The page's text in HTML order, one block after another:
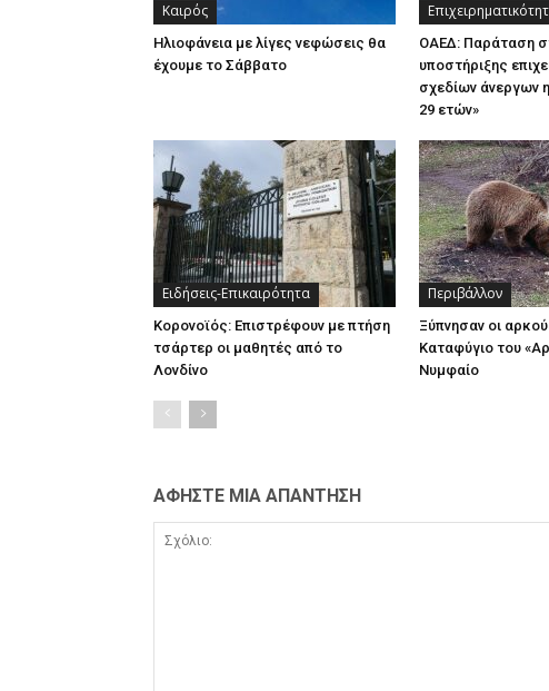
Καιρός
Ηλιοφάνεια με λίγες νεφώσεις θα
έχουμε το Σάββατο
ΟΑΕΔ: Παράταση
υποστήριξης
σχεδίων άνεργων
29 ετών»
Ειδήσεις-Επικαιρότητα
Κορονοϊός: Επιστρέφουν με πτήση
τσάρτερ οι μαθητές από το
Λονδίνο
Περιβάλλον
Ξύπνησαν οι
Καταφύγιο του
Νυμφαίο
ΑΦΗΣΤΕ ΜΙΑ ΑΠΑΝΤΗΣΗ